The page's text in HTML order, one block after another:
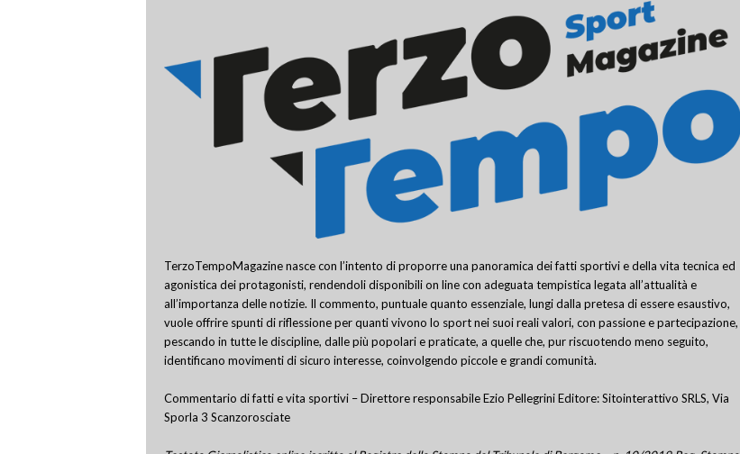
TerzoTempoMagazine nasce con l’intento di proporre una panoramica dei fatti sportivi e della vita tecnica ed
agonistica dei protagonisti, rendendoli disponibili on line con adeguata tempistica legata all’attualità e
all’importanza delle notizie. Il commento, puntuale quanto essenziale, lungi dalla pretesa di essere esaustivo,
vuole offrire spunti di riflessione per quanti vivono lo sport nei suoi reali valori, con passione e partecipazione,
pescando in tutte le discipline, dalle più popolari e praticate, a quelle che, pur riscuotendo meno seguito,
identificano movimenti di sicuro interesse, coinvolgendo piccole e grandi comunità.
Commentario di fatti e vita sportivi – Direttore responsabile Ezio Pellegrini Editore: Sitointerattivo SRLS, Via
Sporla 3 Scanzorosciate